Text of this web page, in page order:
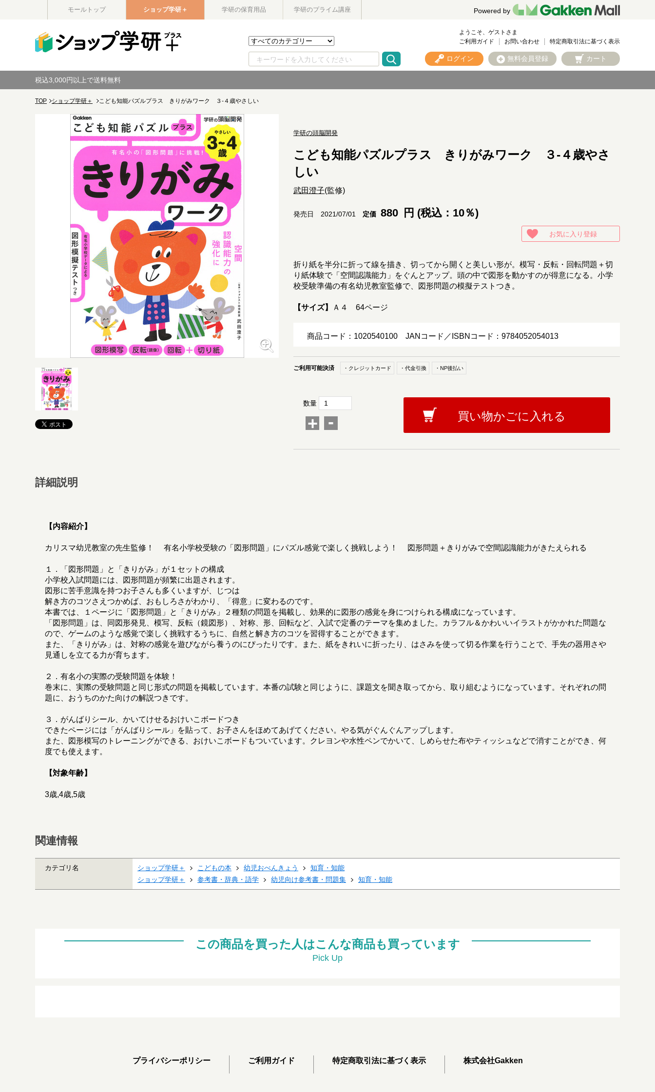
モールトップ ショップ学研＋ 学研の保育用品 学研のプライム講座 Powered by
ようこそ、ゲストさま
ご利用ガイド
お問い合わせ 特定商取引法に基づく表示
ログイン 無料会員登録 カート
税込3,000円以上で送料無料
TOP ショップ学研＋ こども知能パズルプラス きりがみワーク ３-４歳やさしい
学研の頭脳開発
こども知能パズルプラス きりがみワーク ３-４歳やさ
しい
武田澄子(監修)
発売日 2021/07/01 定価 880 円 (税込：10％)
お気に入り登録
折り紙を半分に折って線を描き、切ってから開くと美しい形が。模写・反転・回転問題＋切
り紙体験で「空間認識能力」をぐんとアップ。頭の中で図形を動かすのが得意になる。小学
校受験準備の有名幼児教室監修で、図形問題の模擬テストつき。
【サイズ】 Ａ４ 64ページ
商品コード：1020540100 JANコード／ISBNコード：9784052054013
ご利用可能決済 ・クレジットカード ・代金引換 ・NP後払い
数量
+ - 買い物かごに入れる
詳細説明
【内容紹介】
カリスマ幼児教室の先生監修！ 有名小学校受験の「図形問題」にパズル感覚で楽しく挑戦しよう！ 図形問題＋きりがみで空間認識能力がきたえられる
１．「図形問題」と「きりがみ」が１セットの構成
小学校入試問題には、図形問題が頻繁に出題されます。
図形に苦手意識を持つお子さんも多くいますが、じつは
解き方のコツさえつかめば、おもしろさがわかり、「得意」に変わるのです。
本書では、１ページに「図形問題」と「きりがみ」２種類の問題を掲載し、効果的に図形の感覚を身につけられる構成になっています。
「図形問題」は、同図形発見、模写、反転（鏡図形）、対称、形、回転など、入試で定番のテーマを集めました。カラフル＆かわいいイラストがかかれた問題な
ので、ゲームのような感覚で楽しく挑戦するうちに、自然と解き方のコツを習得することができます。
また、「きりがみ」は、対称の感覚を遊びながら養うのにぴったりです。また、紙をきれいに折ったり、はさみを使って切る作業を行うことで、手先の器用さや
見通しを立てる力が育ちます。
２．有名小の実際の受験問題を体験！
巻末に、実際の受験問題と同じ形式の問題を掲載しています。本番の試験と同じように、課題文を聞き取ってから、取り組むようになっています。それぞれの問
題に、おうちのかた向けの解説つきです。
３．がんばりシール、かいてけせるおけいこボードつき
できたページには「がんばりシール」を貼って、お子さんをほめてあげてください。やる気がぐんぐんアップします。
また、図形模写のトレーニングができる、おけいこボードもついています。クレヨンや水性ペンでかいて、しめらせた布やティッシュなどで消すことができ、何
度でも使えます。
【対象年齢】
3歳,4歳,5歳
関連情報
カテゴリ名 ショップ学研＋ こどもの本 幼児おべんきょう
知育・知能
ショップ学研＋
参考書・辞典・語学 幼児向け参考書・問題集 知育・知能
この商品を買った人はこんな商品も買っています
Pick Up
プライバシーポリシー ご利用ガイド 特定商取引法に基づく表示 株式会社Gakken